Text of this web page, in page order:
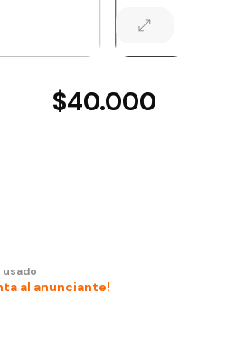
$40.000
usado
al anunciante!